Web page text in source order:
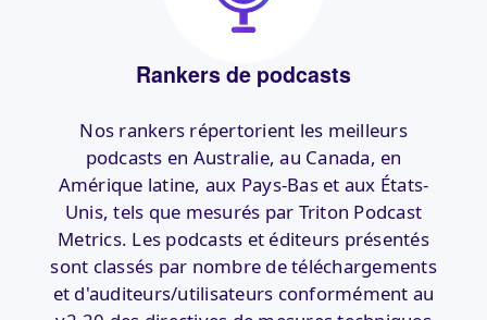
Rankers de podcasts
Nos rankers répertorient les meilleurs
podcasts en Australie, au Canada, en
Amérique latine, aux Pays-Bas et aux États-
Unis, tels que mesurés par Triton Podcast
Metrics. Les podcasts et éditeurs présentés
sont classés par nombre de téléchargements
et d'auditeurs/utilisateurs conformément au